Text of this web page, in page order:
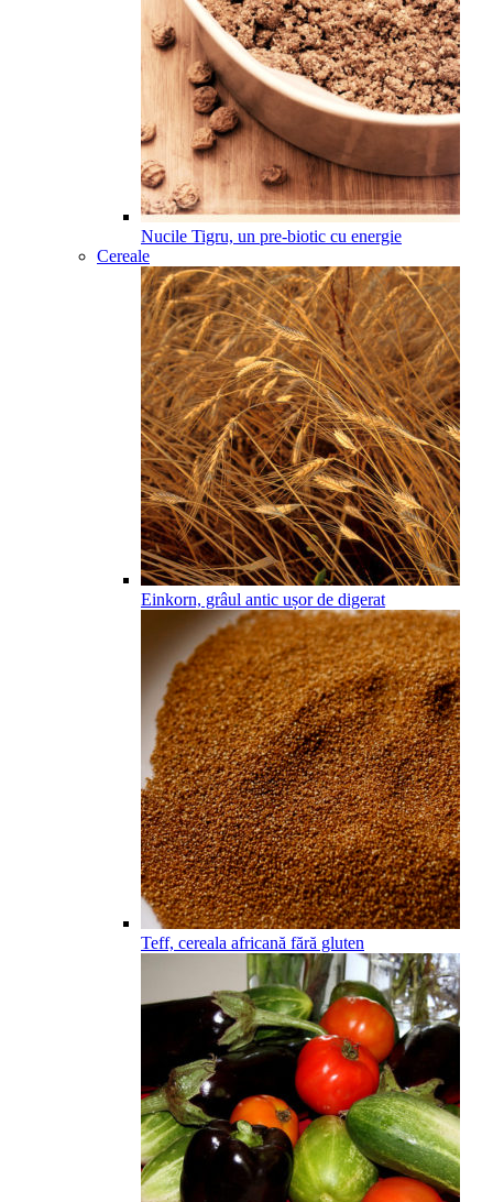
Nucile Tigru, un pre-biotic cu energie
Cereale
Einkorn, grâul antic ușor de digerat
Teff, cereala africană fără gluten